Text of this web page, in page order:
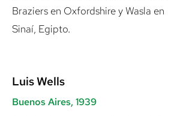
Braziers en Oxfordshire y Wasla en
Sinaí, Egipto.
Luis Wells
Buenos Aires, 1939